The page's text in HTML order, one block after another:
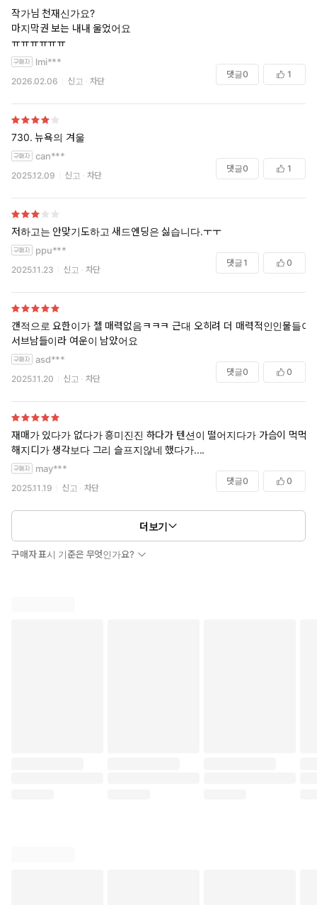
작가님 천재신가요?
마지막권 보는 내내 울었어요
ㅠㅠㅠㅠㅠㅠ
lmi***
2026.02.06 신고 차단
댓글0 1
730. 뉴욕의 겨울
can***
2025.12.09 신고 차단
댓글0 1
저하고는 안맞기도하고 새드엔딩은 싫습니다.ㅜㅜ
ppu***
2025.11.23 신고 차단
댓글 1 0
갠적으로 요한이가 젤 매력없음ㅋㅋㅋ 근대 오히려 더 매력적인인물들이
서브남들이라 여운이 남았어요
asd***
2025.11.20 신고 차단
댓글0 0
재매가 있다가 없다가 흥미진진 하다가 텐션이 떨어지다가 가슴이 먹먹
해지디가 생각보다 그리 슬프지않네 했다가....
may***
2025.11.19 신고 차단
댓글0 0
더보기
구매자 표시 기준은 무엇인가요?